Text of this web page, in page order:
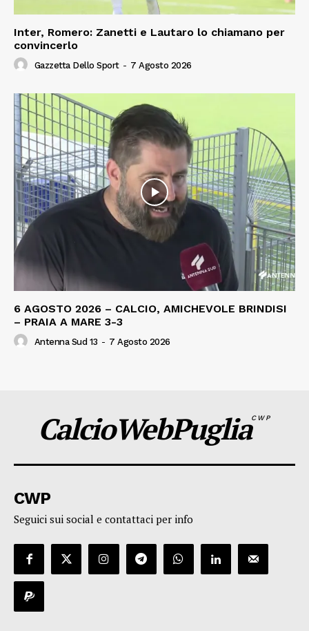
Inter, Romero: Zanetti e Lautaro lo chiamano per
convincerlo
Gazzetta Dello Sport - 7 Agosto 2026
6 AGOSTO 2026 – CALCIO, AMICHEVOLE BRINDISI
– PRAIA A MARE 3-3
Antenna Sud 13 - 7 Agosto 2026
CalcioWebPugliaCWP
CWP
Seguici sui social e contattaci per info